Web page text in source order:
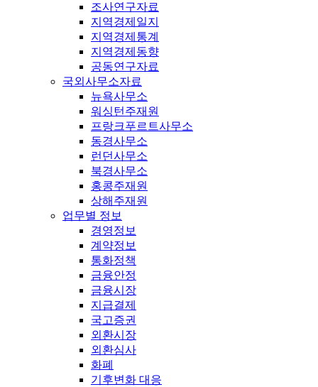
조사연구자료
지역경제일지
지역경제통계
지역경제동향
공동연구자료
국외사무소자료
뉴욕사무소
워싱턴주재원
프랑크푸르트사무소
동경사무소
런던사무소
북경사무소
홍콩주재원
상해주재원
업무별 정보
경영정보
계약정보
통화정책
금융안정
금융시장
지급결제
국고증권
외환시장
외환심사
화폐
기후변화 대응